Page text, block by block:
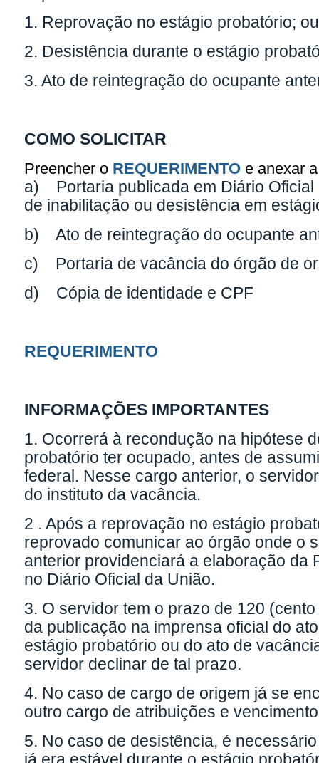
1. Reprovação no estágio probatório; ou
2. Desistência durante o estágio
3. Ato de reintegração do ocupante
COMO SOLICITAR
Preencher o REQUERIMENTO e anexar
a) Portaria publicada em Diário Oficial
de inabilitação ou desistência em
b) Ato de reintegração do ocupante
c) Portaria de vacância do órgão de
d) Cópia de identidade e CPF
REQUERIMENTO
INFORMAÇÕES IMPORTANTES
1. Ocorrerá à recondução na hipótese
probatório ter ocupado, antes de
federal. Nesse cargo anterior, o
do instituto da vacância.
2 . Após a reprovação no estágio
reprovado comunicar ao órgão onde o
anterior providenciará a elaboração da
no Diário Oficial da União.
3. O servidor tem o prazo de 120
da publicação na imprensa oficial do
estágio probatório ou do ato de
servidor declinar de tal prazo.
4. No caso de cargo de origem já se
outro cargo de atribuições e
5. No caso de desistência, é